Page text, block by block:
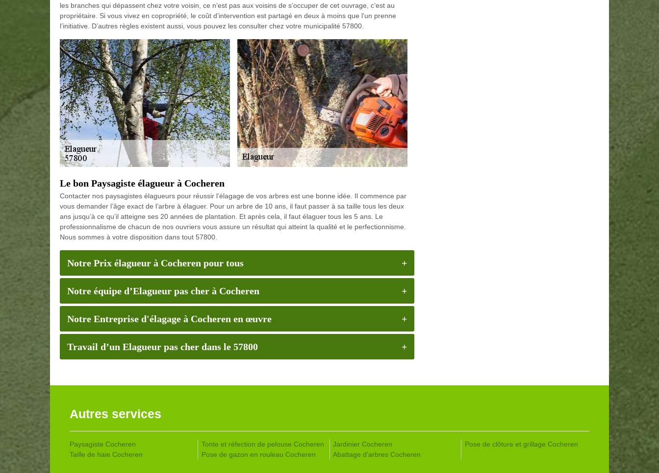
les branches qui dépassent chez votre voisin, ce n’est pas aux voisins de s’occuper de cet ouvrage, c’est au
propriétaire. Si vous vivez en copropriété, le coût d’intervention est partagé en deux à moins que l’un prenne
l’initiative. D’autres règles existent aussi, vous pouvez les consulter chez votre municipalité 57800.
Le bon Paysagiste élagueur à Cocheren
Contacter nos paysagistes élagueurs pour réussir l’élagage de vos arbres est une bonne idée. Il commence par
vous demander l’âge exact de l’arbre à élaguer. Pour un arbre de 10 ans, il faut passer à sa taille tous les deux
ans jusqu’à ce qu’il atteigne ses 20 années de plantation. Et après cela, il faut élaguer tous les 5 ans. Le
professionnalisme de chacun de nos ouvriers vous assure un résultat qui atteint la qualité et le perfectionnisme.
Nous sommes à votre disposition dans tout 57800.
Notre Prix élagueur à Cocheren pour tous
Notre équipe d’Elagueur pas cher à Cocheren
Notre Entreprise d'élagage à Cocheren en œuvre
Travail d’un Elagueur pas cher dans le 57800
Autres services
Paysagiste Cocheren
Taille de haie Cocheren
Tonte et réfection de pelouse Cocheren
Pose de gazon en rouleau Cocheren
Jardinier Cocheren
Abattage d'arbres Cocheren
Pose de clôture et grillage Cocheren